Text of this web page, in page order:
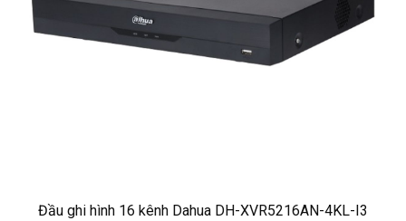
Đầu ghi hình 16 kênh Dahua DH-XVR5216AN-4KL-I3